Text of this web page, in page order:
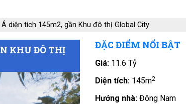
diện tích 145m2, gần Khu đô thị Global City
KHU ĐÔ THỊ
ĐẶC ĐIỂM NỔI BẬT
Giá: 11.6 Tỷ
Diện tích: 145m2
Hướng nhà:Đông Nam